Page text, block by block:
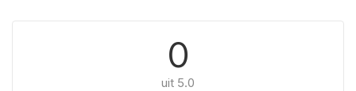
0
uit 5.0